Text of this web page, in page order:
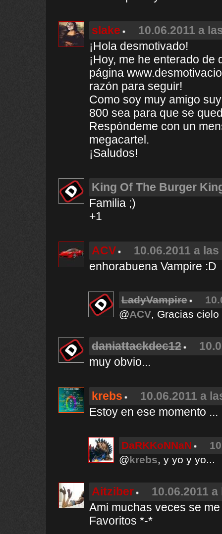
slake
10.06.2011 a
¡Hola desmotivado!
¡Hoy, me he enterado
página
razón para seguir!
Como soy muy amigo
800 sea para que se
Respóndeme con un
megacartel.
¡Saludos!
King Of The Burger
Familia ;)
+1
ACV
10.06.2011 a
enhorabuena Vampire :D
LadyVampire
@ACV, Gracias cielo
daniattackdec12
muy obvio...
krebs
10.06.2011 a
Estoy en ese momento ...
DaRKKoNNaN
@krebs, y yo y yo...
Aitziber
10.06.2011
Ami muchas veces se
Favoritos *-*